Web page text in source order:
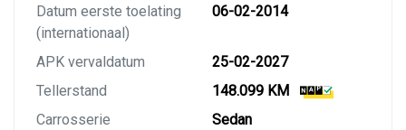
Datum eerste toelating
(internationaal)
06-02-2014
APK vervaldatum
25-02-2027
Tellerstand
148.099 KM
Carrosserie
Sedan